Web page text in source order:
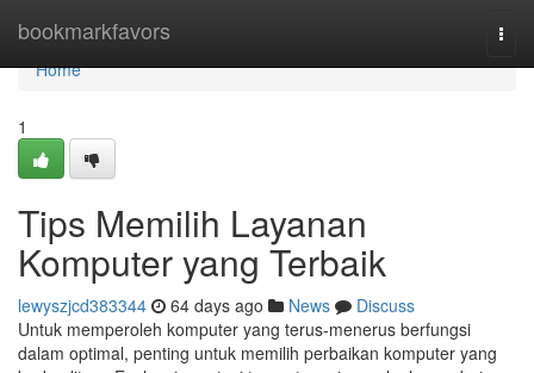
bookmarkfavors
Home
Home
1
Tips Memilih Layanan
Komputer yang Terbaik
lewyszjcd383344 64 days ago News
Discuss
Untuk memperoleh komputer yang terus-menerus berfungsi
dalam optimal, penting untuk memilih perbaikan komputer yang